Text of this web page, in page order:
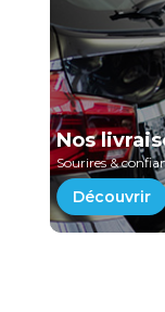
Nos
Sourires &
Découvrir